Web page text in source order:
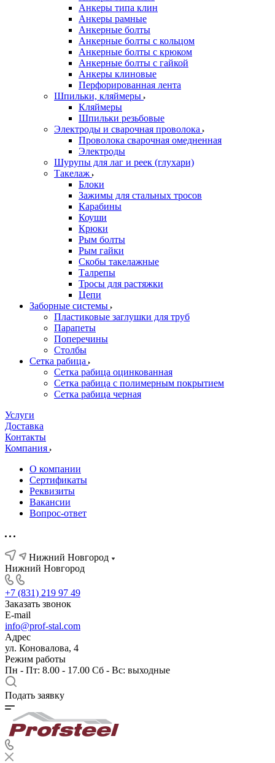
Анкеры типа клин
Анкеры рамные
Анкерные болты
Анкерные болты с кольцом
Анкерные болты с крюком
Анкерные болты с гайкой
Анкеры клиновые
Перфорированная лента
Шпильки, кляймеры
Кляймеры
Шпильки резьбовые
Электроды и сварочная проволока
Проволока сварочная омедненная
Электроды
Шурупы для лаг и реек (глухари)
Такелаж
Блоки
Зажимы для стальных тросов
Карабины
Коуши
Крюки
Рым болты
Рым гайки
Скобы такелажные
Талрепы
Тросы для растяжки
Цепи
Заборные системы
Пластиковые заглушки для труб
Парапеты
Поперечины
Столбы
Сетка рабица
Сетка рабица оцинкованная
Сетка рабица с полимерным покрытием
Сетка рабица черная
Услуги
Доставка
Контакты
Компания
О компании
Сертификаты
Реквизиты
Вакансии
Вопрос-ответ
Нижний Новгород
Нижний Новгород
+7 (831) 219 97 49
Заказать звонок
E-mail
info@prof-stal.com
Адрес
ул. Коновалова, 4
Режим работы
Пн - Пт: 8.00 - 17.00 Сб - Вс: выходные
Подать заявку